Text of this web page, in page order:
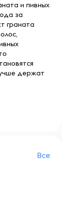
и пивных
за
граната
держат
Все